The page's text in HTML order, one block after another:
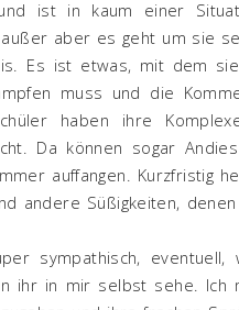
ist in kaum einer
außer aber es geht um sie
Es ist etwas, mit dem
muss und die
haben ihre
Da können sogar
auffangen. Kurzfristig
andere Süßigkeiten,
sympathisch, eventuell,
ihr in mir selbst sehe. Ich